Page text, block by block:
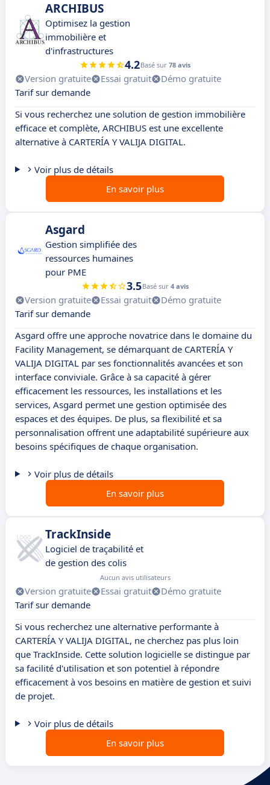
ARCHIBUS
Optimisez la gestion
immobilière et
d'infrastructures
4.2Basé sur 78 avis
Version gratuite Essai gratuit
Démo gratuite
Tarif sur demande
Si vous recherchez une solution de gestion immobilière
efficace et complète, ARCHIBUS est une excellente
alternative à CARTERÍA Y VALIJA DIGITAL.
Voir plus de détails
En savoir plus
Asgard
Gestion simplifiée des
ressources humaines
pour PME
3.5Basé sur 4 avis
Version gratuite Essai gratuit
Démo gratuite
Tarif sur demande
Asgard offre une approche novatrice dans le domaine du
Facility Management, se démarquant de CARTERÍA Y
VALIJA DIGITAL par ses fonctionnalités avancées et son
interface conviviale. Grâce à sa capacité à gérer
efficacement les ressources, les installations et les
services, Asgard permet une gestion optimisée des
espaces et des équipes. De plus, sa flexibilité et sa
personnalisation offrent une adaptabilité supérieure aux
besoins spécifiques de chaque organisation.
Voir plus de détails
En savoir plus
TrackInside
Logiciel de traçabilité et
de gestion des colis
Aucun avis utilisateurs
Version gratuite Essai gratuit
Démo gratuite
Tarif sur demande
Si vous recherchez une alternative performante à
CARTERÍA Y VALIJA DIGITAL, ne cherchez pas plus loin
que TrackInside. Cette solution logicielle se distingue par
sa facilité d'utilisation et son potentiel à répondre
efficacement à vos besoins en matière de gestion et suivi
de projet.
Voir plus de détails
En savoir plus